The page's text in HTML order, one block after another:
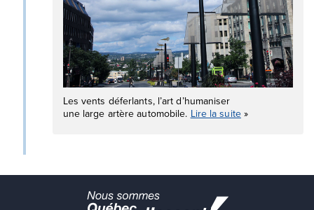
Les vents déferlants, l’art d’humaniser
une large artère automobile. Lire la suite»